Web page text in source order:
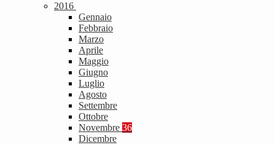
2016
Gennaio
Febbraio
Marzo
Aprile
Maggio
Giugno
Luglio
Agosto
Settembre
Ottobre
Novembre 36
Dicembre